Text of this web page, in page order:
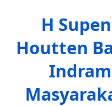
H
Houtten